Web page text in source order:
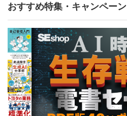
おすすめ特集・キャンペーン